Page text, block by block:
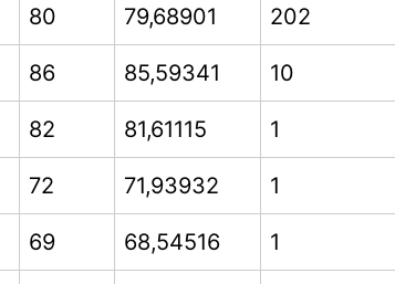
80 79,68901 202
86 85,59341 10
82 81,61115 1
72 71,93932 1
69 68,54516 1